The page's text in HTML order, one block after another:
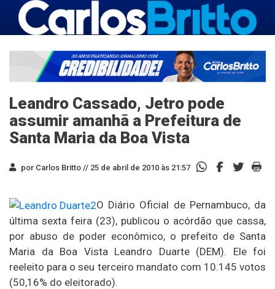
Leandro Cassado, Jetro pode
assumir amanhã a Prefeitura de
Santa Maria da Boa Vista
por Carlos Britto // 25 de abril de 2010 às 21:57
O Diário Oficial de Pernambuco, da
última sexta feira (23), publicou o acórdão que cassa,
por abuso de poder econômico, o prefeito de Santa
Maria da Boa Vista Leandro Duarte (DEM). Ele foi
reeleito para o seu terceiro mandato com 10.145 votos
(50,16% do eleitorado).